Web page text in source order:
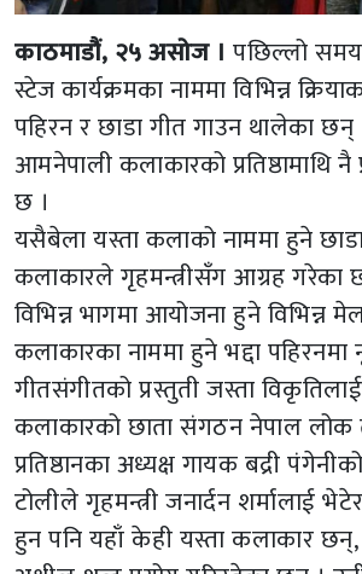
काठमाडौं, २५ असोज । पछिल्लो
स्टेज कार्यक्रमका नाममा विभिन्न
पहिरन र छाडा गीत गाउन थालेका
आमनेपाली कलाकारको प्रतिष्ठामाथि
छ ।
यसैबेला यस्ता कलाको नाममा हुने
कलाकारले गृहमन्त्रीसँग आग्रह गरेका
विभिन्न भागमा आयोजना हुने विभिन्न
कलाकारका नाममा हुने भद्दा पहिरनमा
गीतसंगीतको प्रस्तुती जस्ता
कलाकारको छाता संगठन नेपाल लोक
प्रतिष्ठानका अध्यक्ष गायक बद्री
टोलीले गृहमन्त्री जनार्दन शर्मालाई
हुन पनि यहाँ केही यस्ता कलाकार छन्,